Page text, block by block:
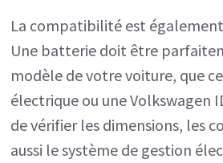
La compatibilité est
Une batterie doit être
modèle de votre voiture, que
électrique ou une Volkswagen
de vérifier les dimensions, les
aussi le système de gestion